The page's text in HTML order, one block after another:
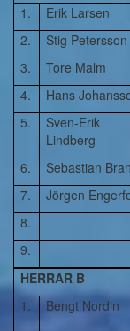
1.
Erik Larsen
2.
Stig Petersson
3.
Tore Malm
4.
Hans
5.
Sven-Erik
Lindberg
6. Sebastian
7.
Jörgen
8.
9.
HERRAR B
1.
Bengt Nordin